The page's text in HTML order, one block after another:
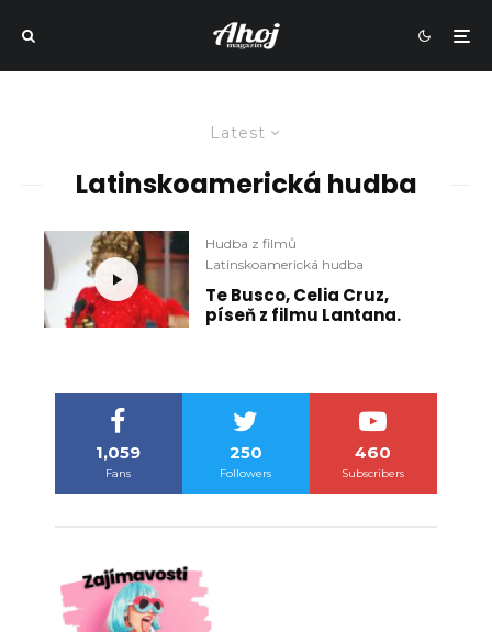
Latest
Latinskoamerická hudba
Hudba z filmů
Latinskoamerická hudba
Te Busco, Celia Cruz,
píseň z filmu Lantana.
1,059
Fans
250
Followers
460
Subscribers